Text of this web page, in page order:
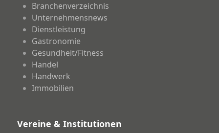
Branchenverzeichnis
Unternehmensnews
Dienstleistung
Gastronomie
Gesundheit/Fitness
Handel
Handwerk
Immobilien
Vereine & Institutionen